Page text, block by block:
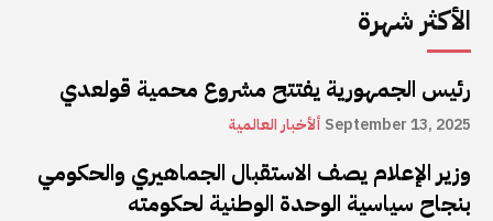
الأكثر شهرة
رئيس الجمهورية يفتتح مشروع محمية قولعدي
ألأخبار العالمية September 13, 2025
وزير الإعلام يصف الاستقبال الجماهيري والحكومي
بنجاح سياسية الوحدة الوطنية لحكومته